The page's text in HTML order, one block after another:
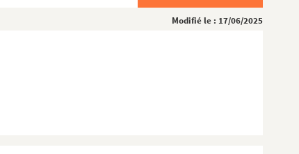
Modifié le : 17/06/2025